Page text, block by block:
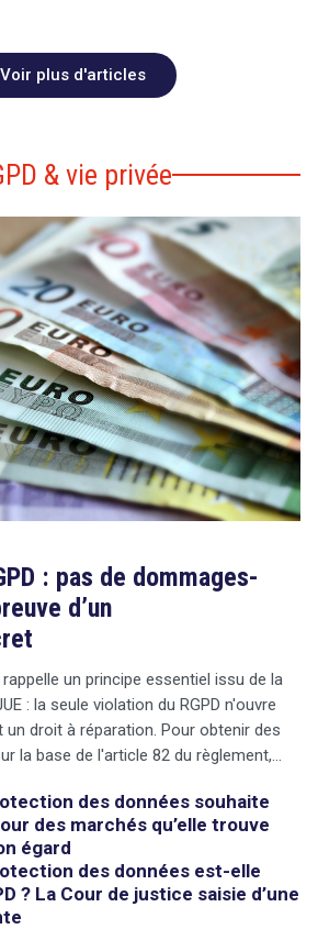
Voir plus d'articles
& vie privée
: pas de dommages-
d’un
un principe essentiel issu de la
: la seule violation du RGPD n'ouvre
droit à réparation. Pour obtenir des
la base de l'article 82 du règlement,…
des données souhaite
des marchés qu’elle trouve
égard
des données est-elle
? La Cour de justice saisie d’une